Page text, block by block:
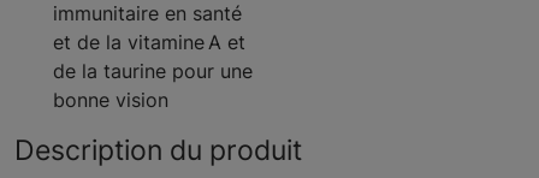
immunitaire en santé
et de la vitamine A et
de la taurine pour une
bonne vision
Description du produit